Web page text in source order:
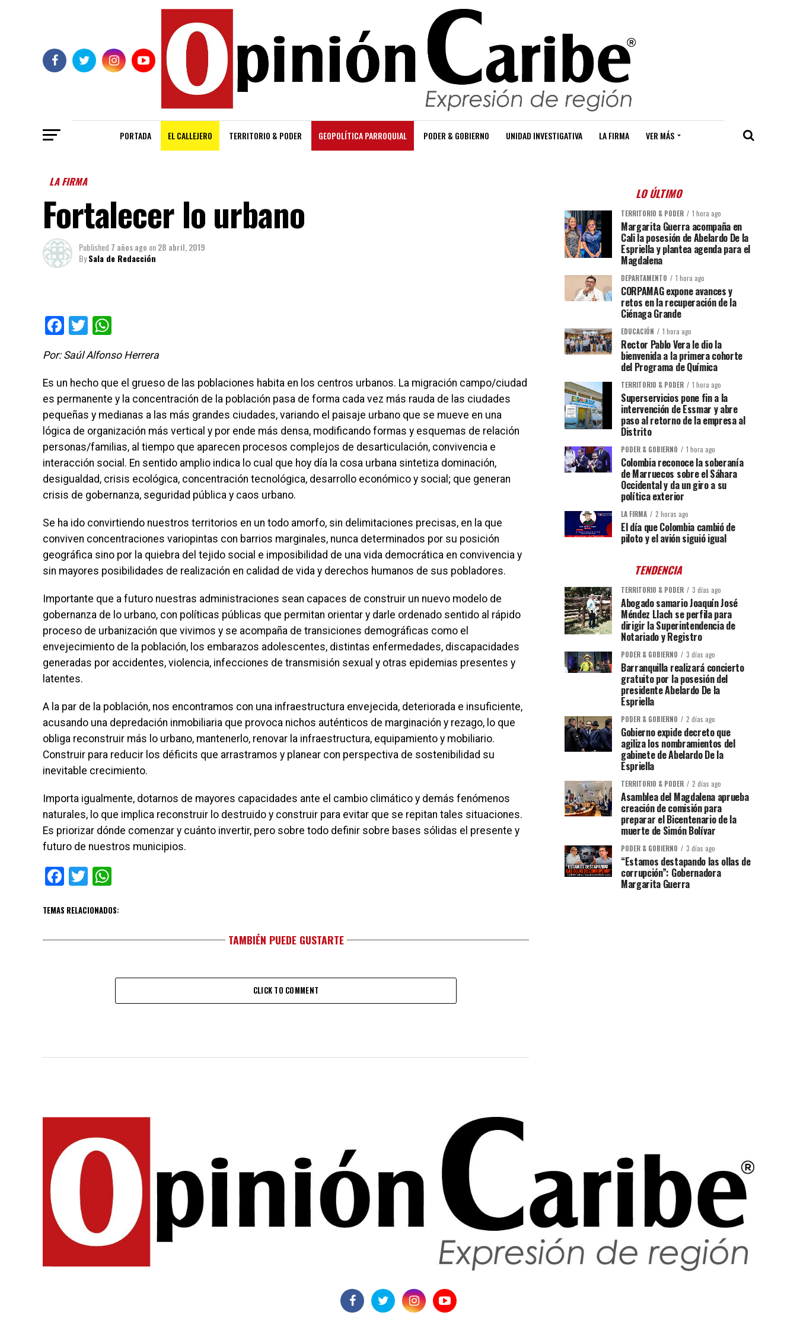
PORTADA EL CALLEJERO TERRITORIO & PODER GEOPOLÍTICA PARROQUIAL PODER & GOBIERNO UNIDAD INVESTIGATIVA LA FIRMA VER MÁS
LA FIRMA
Fortalecer lo urbano
Published 7 años ago on28 abril, 2019
BySala de Redacción
Facebook
Twitter
Por: Saúl Alfonso Herrera
Es un hecho que el grueso de las poblaciones habita en los centros urbanos. La migración campo/ciudad
es permanente y la concentración de la población pasa de forma cada vez más rauda de las ciudades
pequeñas y medianas a las más grandes ciudades, variando el paisaje urbano que se mueve en una
lógica de organización más vertical y por ende más densa, modificando formas y esquemas de relación
personas/familias, al tiempo que aparecen procesos complejos de desarticulación, convivencia e
interacción social. En sentido amplio indica lo cual que hoy día la cosa urbana sintetiza dominación,
desigualdad, crisis ecológica, concentración tecnológica, desarrollo económico y social; que generan
crisis de gobernanza, seguridad pública y caos urbano.
Se ha ido convirtiendo nuestros territorios en un todo amorfo, sin delimitaciones precisas, en la que
conviven concentraciones variopintas con barrios marginales, nunca determinados por su posición
geográfica sino por la quiebra del tejido social e imposibilidad de una vida democrática en convivencia y
sin mayores posibilidades de realización en calidad de vida y derechos humanos de sus pobladores.
Importante que a futuro nuestras administraciones sean capaces de construir un nuevo modelo de
gobernanza de lo urbano, con políticas públicas que permitan orientar y darle ordenado sentido al rápido
proceso de urbanización que vivimos y se acompaña de transiciones demográficas como el
envejecimiento de la población, los embarazos adolescentes, distintas enfermedades, discapacidades
generadas por accidentes, violencia, infecciones de transmisión sexual y otras epidemias presentes y
latentes.
A la par de la población, nos encontramos con una infraestructura envejecida, deteriorada e insuficiente,
acusando una depredación inmobiliaria que provoca nichos auténticos de marginación y rezago, lo que
obliga reconstruir más lo urbano, mantenerlo, renovar la infraestructura, equipamiento y mobiliario.
Construir para reducir los déficits que arrastramos y planear con perspectiva de sostenibilidad su
inevitable crecimiento.
Importa igualmente, dotarnos de mayores capacidades ante el cambio climático y demás fenómenos
naturales, lo que implica reconstruir lo destruido y construir para evitar que se repitan tales situaciones.
Es priorizar dónde comenzar y cuánto invertir, pero sobre todo definir sobre bases sólidas el presente y
futuro de nuestros municipios.
Facebook
Twitter
TEMAS RELACIONADOS:
TAMBIÉN PUEDE GUSTARTE
CLICK TO COMMENT
LO ÚLTIMO
TERRITORIO & PODER 1 hora ago
Margarita Guerra acompaña en
Cali la posesión de Abelardo De la
Espriella y plantea agenda para el
Magdalena
DEPARTAMENTO 1 hora ago
CORPAMAG expone avances y
retos en la recuperación de la
Ciénaga Grande
EDUCACIÓN 1 hora ago
Rector Pablo Vera le dio la
bienvenida a la primera cohorte
del Programa de Química
TERRITORIO & PODER 1 hora ago
Superservicios pone fin a la
intervención de Essmar y abre
paso al retorno de la empresa al
Distrito
PODER & GOBIERNO 1 hora ago
Colombia reconoce la soberanía
de Marruecos sobre el Sáhara
Occidental y da un giro a su
política exterior
LA FIRMA 2 horas ago
El día que Colombia cambió de
piloto y el avión siguió igual
TENDENCIA
TERRITORIO & PODER 3 días ago
Abogado samario Joaquín José
Méndez Llach se perfila para
dirigir la Superintendencia de
Notariado y Registro
PODER & GOBIERNO 3 días ago
Barranquilla realizará concierto
gratuito por la posesión del
presidente Abelardo De la
Espriella
PODER & GOBIERNO 2 días ago
Gobierno expide decreto que
agiliza los nombramientos del
gabinete de Abelardo De la
Espriella
TERRITORIO & PODER 2 días ago
Asamblea del Magdalena aprueba
creación de comisión para
preparar el Bicentenario de la
muerte de Simón Bolívar
PODER & GOBIERNO 3 días ago
“Estamos destapando las ollas de
corrupción”: Gobernadora
Margarita Guerra